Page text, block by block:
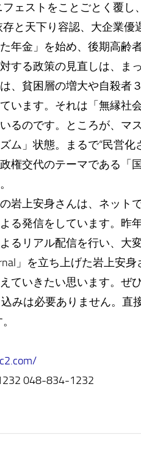
ェストをことごとく覆
と天下り容認、大企業
年金」を始め、後期高齢
する政策の見直しは、ま
、貧困層の増大や自殺者
います。それは「無縁社
るのです。ところが、マ
ム」状態。まるで“民営
権交代のテーマである「
岩上安身さんは、ネット
る発信をしています。昨
るリアル配信を行い、大
」を立ち上げた岩上
ていきたい思います。ぜ
みは必要ありません。直
048-834-1232